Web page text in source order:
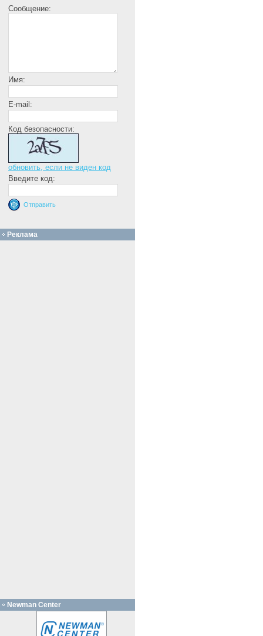
Сообщение:
Имя:
E-mail:
Код безопасности:
обновить, если не виден код
Введите код:
Реклама
Newman Center